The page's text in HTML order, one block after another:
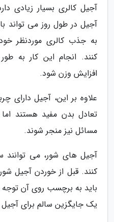
آجیل کالری بسیار زیادی
آجیل در طول روز می تواند
به جذب کالری موردنظر
کنند. انجام این کار به
افزایش وزن شود.
علاوه بر این، آجیل دارای
تعادل بدن مفید هستند
مسائل نیز منجر شوند.
آجیل های شور، می توانند
کنند. قبل از خوردن آجیل
باید به برچسب روی آن
یک جایگزین سالم برای